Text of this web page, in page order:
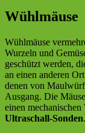
Wühlmäuse
Wühlmäuse
Wurzeln und
geschützt werden,
an einen anderen
denen von
Ausgang. Die
einen mechanischen
Ultraschall-Sonden.